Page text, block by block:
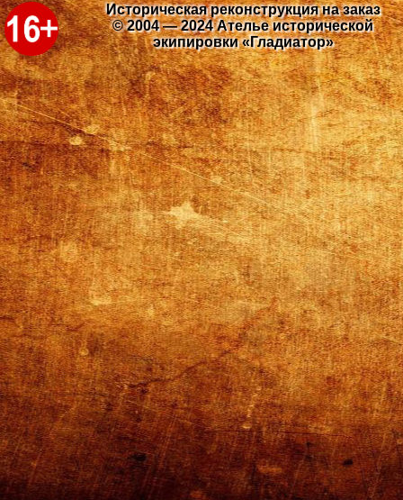
Историческая реконструкция на заказ
© 2004 — 2024 Ателье исторической
экипировки «Гладиатор»